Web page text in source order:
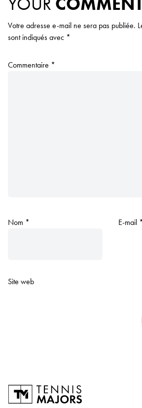
Votre adresse e-mail ne sera pas publiée.
sont indiqués avec *
Commentaire *
Nom * E-mail *
Site web